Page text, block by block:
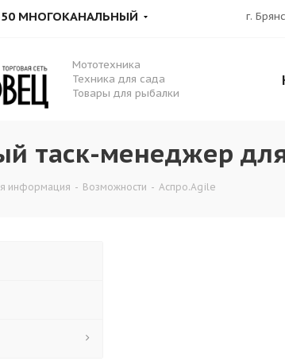
50 МНОГОКАНАЛЬНЫЙ г.
Мототехника
Техника для сада
Товары для рыбалки
таск-менеджер
информация - Возможности - Аспро.Agile